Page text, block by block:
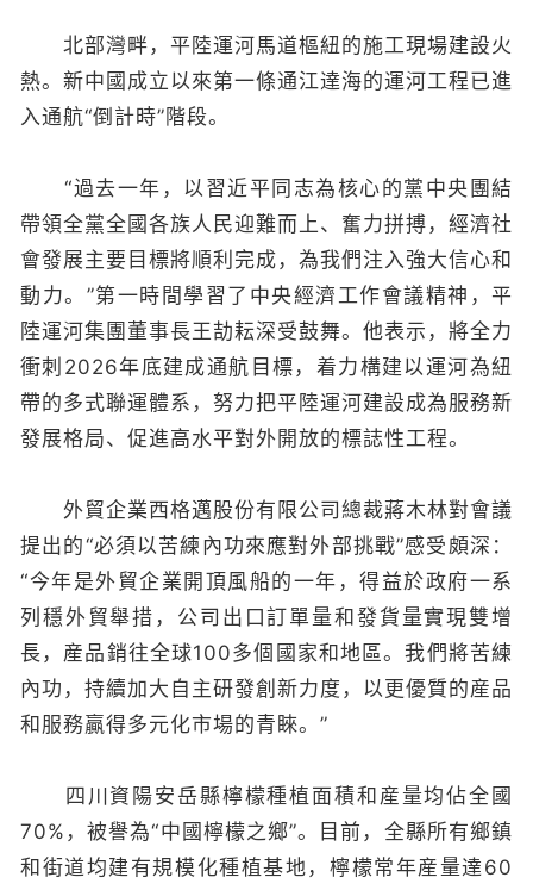
北部灣畔，平陸運河馬道樞紐的施工現場建設火
熱。新中國成立以來第一條通江達海的運河工程已進
入通航“倒計時”階段。
“過去一年，以習近平同志為核心的黨中央團結
帶領全黨全國各族人民迎難而上、奮力拼搏，經濟社
會發展主要目標將順利完成，為我們注入強大信心和
動力。”第一時間學習了中央經濟工作會議精神，平
陸運河集團董事長王劼耘深受鼓舞。他表示，將全力
衝刺2026年底建成通航目標，着力構建以運河為紐
帶的多式聯運體系，努力把平陸運河建設成為服務新
發展格局、促進高水平對外開放的標誌性工程。
外貿企業西格邁股份有限公司總裁蔣木林對會議
提出的“必須以苦練內功來應對外部挑戰”感受頗深：
“今年是外貿企業開頂風船的一年，得益於政府一系
列穩外貿舉措，公司出口訂單量和發貨量實現雙增
長，産品銷往全球100多個國家和地區。我們將苦練
內功，持續加大自主研發創新力度，以更優質的産品
和服務贏得多元化市場的青睞。”
四川資陽安岳縣檸檬種植面積和産量均佔全國
70%，被譽為“中國檸檬之鄉”。目前，全縣所有鄉鎮
和街道均建有規模化種植基地，檸檬常年産量達60